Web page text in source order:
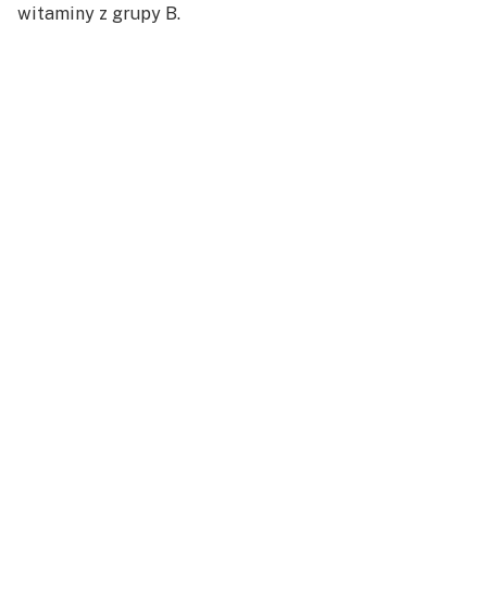
witaminy z grupy B.